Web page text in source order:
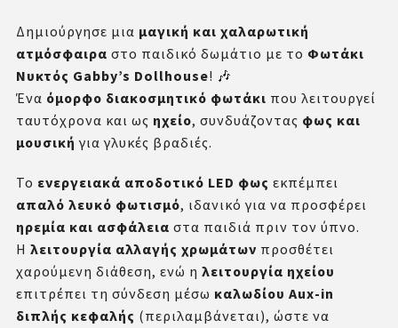
Δημιούργησε μια μαγική και χαλαρωτική
ατμόσφαιρα στο παιδικό δωμάτιο με το Φωτάκι
Νυκτός Gabby’s Dollhouse! 🎶
Ένα όμορφο διακοσμητικό φωτάκι που λειτουργεί
ταυτόχρονα και ως ηχείο, συνδυάζοντας φως και
μουσική για γλυκές βραδιές.
Το ενεργειακά αποδοτικό LED φως εκπέμπει
απαλό λευκό φωτισμό, ιδανικό για να προσφέρει
ηρεμία και ασφάλεια στα παιδιά πριν τον ύπνο.
Η λειτουργία αλλαγής χρωμάτων προσθέτει
χαρούμενη διάθεση, ενώ η λειτουργία ηχείου
επιτρέπει τη σύνδεση μέσω καλωδίου Aux-in
διπλής κεφαλής (περιλαμβάνεται), ώστε να